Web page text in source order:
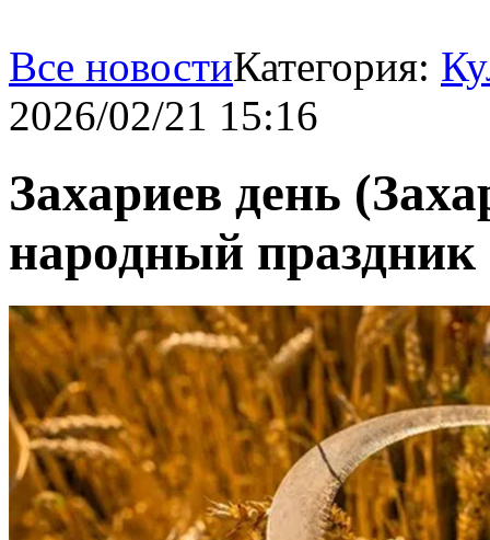
Все новостиКатегория:
2026/02/21 15:16
Захариев день
народный праздник